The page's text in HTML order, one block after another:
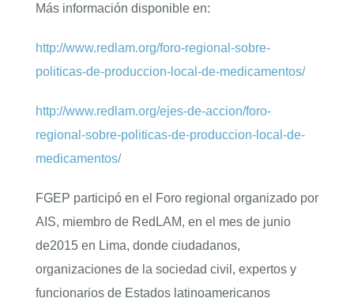
Más información disponible en:
http://www.redlam.org/foro-regional-sobre-
politicas-de-produccion-local-de-medicamentos/
http://www.redlam.org/ejes-de-accion/foro-
regional-sobre-politicas-de-produccion-local-de-
medicamentos/
FGEP participó en el Foro regional organizado por
AIS, miembro de RedLAM, en el mes de junio
de2015 en Lima, donde ciudadanos,
organizaciones de la sociedad civil, expertos y
funcionarios de Estados latinoamericanos